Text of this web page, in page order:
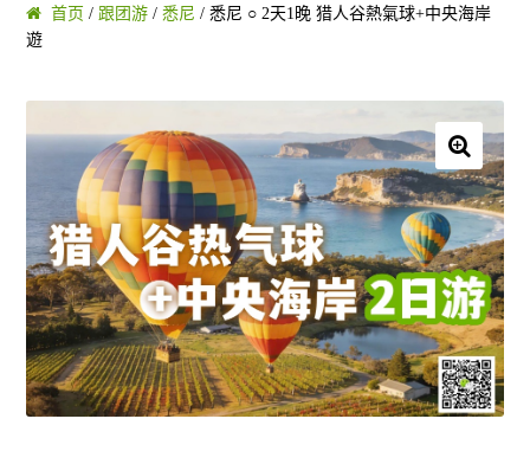
乌鲁鲁/达尔文 NT
圣灵群岛/哈密尔顿/大堡礁
堪培拉 ACT
环球
首页 / 跟团游/ 悉尼 / 悉尼 ○ 2天1晚 猎人谷熱氣球+中央海岸
遊
🔍